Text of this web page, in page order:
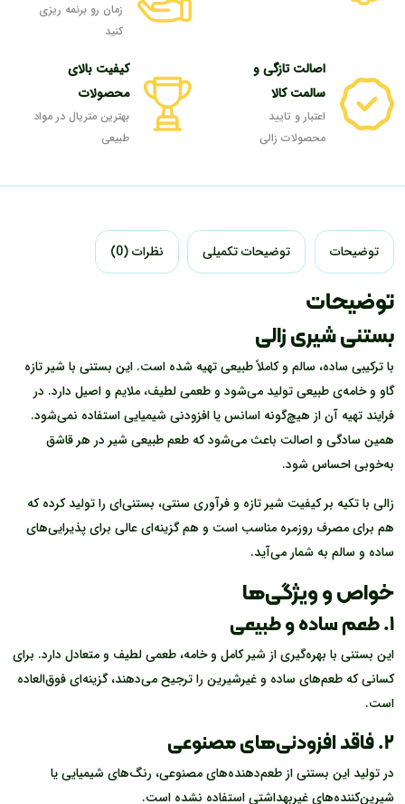
زمان رو برنمه ریزی
کنید
اصالت تازگی و
سالمت کالا
اعتبار و تایید
محصولات زالی
کیفیت بالای
محصولات
بهترین متریال در مواد
طبیعی
توضیحات توضیحات تکمیلی نظرات (0)
توضیحات
بستنی شیری زالی
با ترکیبی ساده، سالم و کاملاً طبیعی تهیه شده است. این بستنی با شیر تازه
گاو و خامه‌ی طبیعی تولید می‌شود و طعمی لطیف، ملایم و اصیل دارد. در
فرایند تهیه آن از هیچ‌گونه اسانس یا افزودنی شیمیایی استفاده نمی‌شود.
همین سادگی و اصالت باعث می‌شود که طعم طبیعی شیر در هر قاشق
به‌خوبی احساس شود.
زالی با تکیه بر کیفیت شیر تازه و فرآوری سنتی، بستنی‌ای را تولید کرده که
هم برای مصرف روزمره مناسب است و هم گزینه‌ای عالی برای پذیرایی‌های
ساده و سالم به شمار می‌آید.
خواص و ویژگی‌ها
۱. طعم ساده و طبیعی
این بستنی با بهره‌گیری از شیر کامل و خامه، طعمی لطیف و متعادل دارد. برای
کسانی که طعم‌های ساده و غیرشیرین را ترجیح می‌دهند، گزینه‌ای فوق‌العاده
است.
۲. فاقد افزودنی‌های مصنوعی
در تولید این بستنی از طعم‌دهنده‌های مصنوعی، رنگ‌های شیمیایی یا
شیرین‌کننده‌های غیربهداشتی استفاده نشده است.